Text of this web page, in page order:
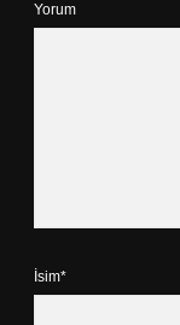
Yorum
İsim*